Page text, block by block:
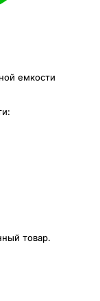
емкости
:
товар.